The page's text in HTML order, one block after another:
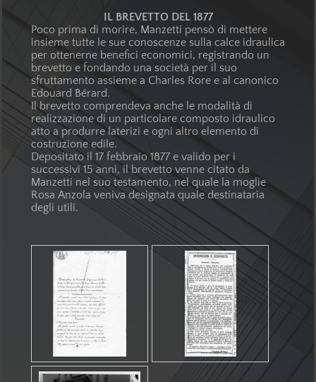
IL BREVETTO DEL 1877
Poco prima di morire, Manzetti pensò di mettere
insieme tutte le sue conoscenze sulla calce idraulica
per ottenerne benefici economici, registrando un
brevetto e fondando una società per il suo
sfruttamento assieme a Charles Rore e al canonico
Edouard Bérard.
Il brevetto comprendeva anche le modalità di
realizzazione di un particolare composto idraulico
atto a produrre laterizi e ogni altro elemento di
costruzione edile.
Depositato il 17 febbraio 1877 e valido per i
successivi 15 anni, il brevetto venne citato da
Manzetti nel suo testamento, nel quale la moglie
Rosa Anzola veniva designata quale destinataria
degli utili.